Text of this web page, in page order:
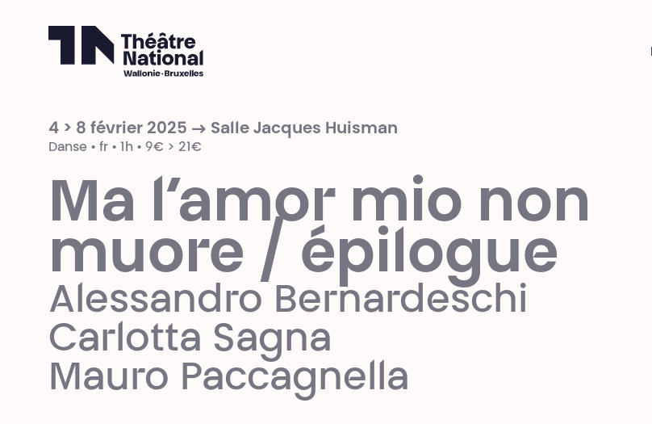
4 > 8 février 2025 → Salle Jacques Huisman
Danse • fr • 1h • 9€ > 21€
Ma l’amor mio non
muore / épilogue
Alessandro Bernardeschi
Carlotta Sagna
Mauro Paccagnella